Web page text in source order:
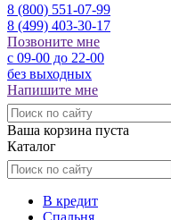
8 (800) 551-07-99
8 (499) 403-30-17
Позвоните мне
с 09-00 до 22-00
без выходных
Напишите мне
Ваша корзина пуста
Каталог
В кредит
Спальня